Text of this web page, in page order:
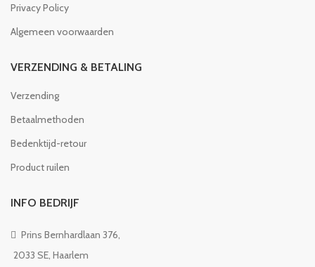
Privacy Policy
Algemeen voorwaarden
VERZENDING & BETALING
Verzending
Betaalmethoden
Bedenktijd-retour
Product ruilen
INFO BEDRIJF
Prins Bernhardlaan 376,
2033 SE, Haarlem